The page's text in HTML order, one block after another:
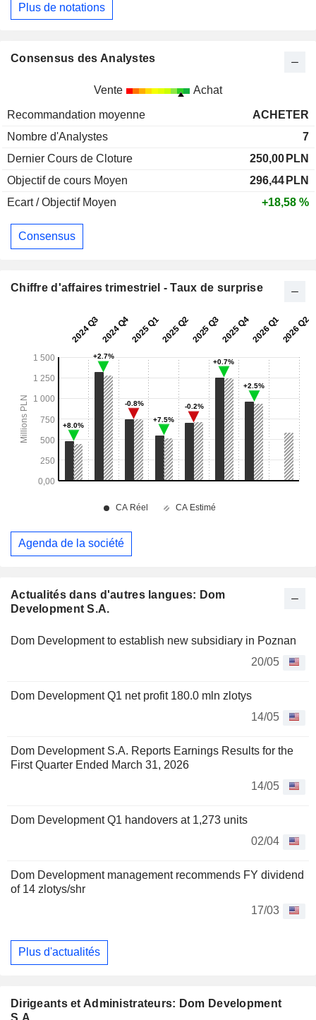
Actualités dans d'autres langues: Dom
Development S.A.
Dom Development to establish new subsidiary in Poznan
20/05
Dom Development Q1 net profit 180.0 mln zlotys
14/05
Dom Development S.A. Reports Earnings Results for the
First Quarter Ended March 31, 2026
14/05
Dom Development Q1 handovers at 1,273 units
02/04
Dom Development management recommends FY dividend
of 14 zlotys/shr
17/03
Plus d'actualités
Dirigeants et Administrateurs: Dom Development
S.A.
Plus de notations
Consensus des Analystes
Vente Achat
Recommandation moyenne
ACHETER
Nombre d'Analystes
7
Dernier Cours de Cloture
250,00 PLN
Objectif de cours Moyen
296,44 PLN
Ecart / Objectif Moyen
+18,58 %
Consensus
Chiffre d'affaires trimestriel - Taux de surprise
Agenda de la société